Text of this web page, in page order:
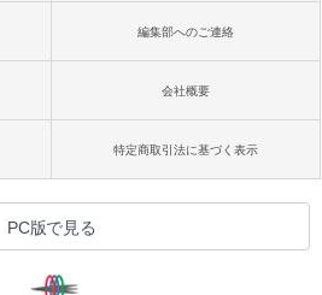
編集部へのご連絡
会社概要
特定商取引法に基づく表示
PC版で見る